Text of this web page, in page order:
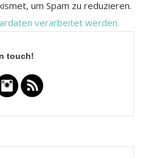
um Spam zu reduzieren.
verarbeitet werden.
touch!